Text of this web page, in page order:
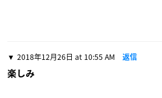
2018年12月26日 at 10:55 AM 返信
楽しみ